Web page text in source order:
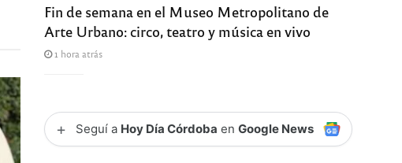
Fin de semana en el Museo Metropolitano de
Arte Urbano: circo, teatro y música en vivo
1 hora atrás
+ Seguí a Hoy Día Córdoba enGoogle News